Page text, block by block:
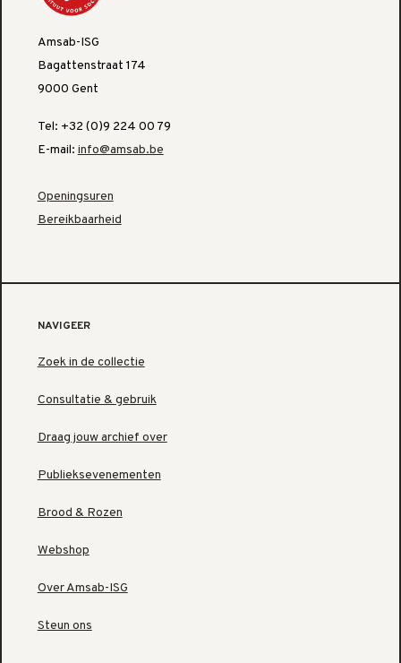
Amsab-ISG
Bagattenstraat 174
9000 Gent
Tel: +32 (0)9 224 00 79
E-mail: info@amsab.be
Openingsuren
Bereikbaarheid
NAVIGEER
Zoek in de collectie
Consultatie & gebruik
Draag jouw archief over
Publieksevenementen
Brood & Rozen
Webshop
Over Amsab-ISG
Steun ons